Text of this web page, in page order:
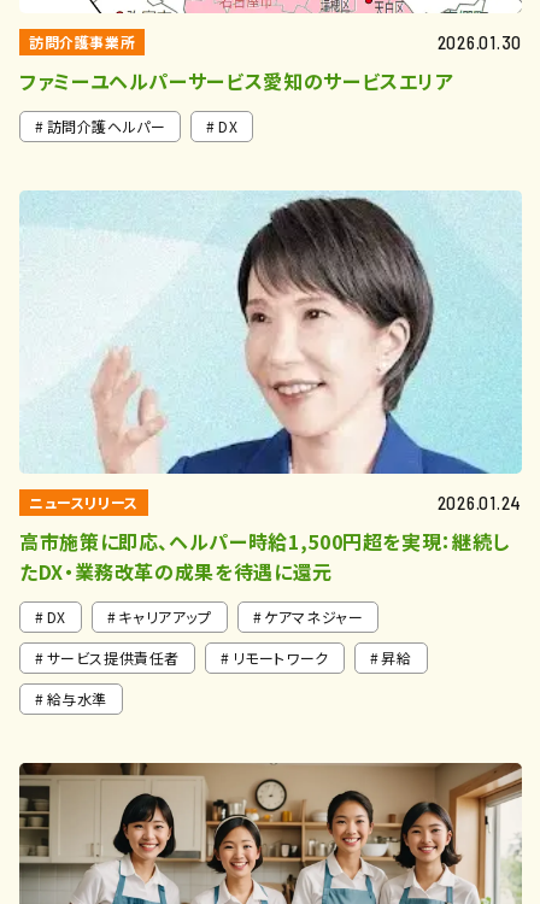
訪問介護事業所 2026.01.30
ファミーユヘルパーサービス愛知のサービスエリア
訪問介護ヘルパー DX
ニュースリリース 2026.01.24
高市施策に即応、ヘルパー時給1,500円超を実現：継続し
たDX・業務改革の成果を待遇に還元
DX キャリアアップ
ケアマネジャー
サービス提供責任者
リモートワーク
昇給
給与水準